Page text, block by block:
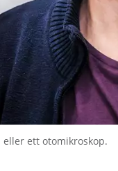
ett otomikroskop.